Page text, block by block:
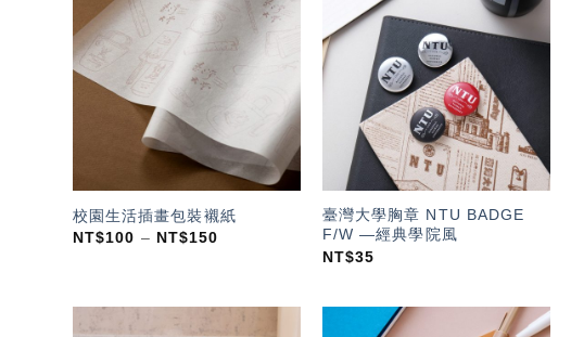
加入
校園生活插畫包裝襯紙
NT$100 – NT$150
加入
「願
臺灣大學胸章 NTU BADGE
F/W —經典學院風
NT$35